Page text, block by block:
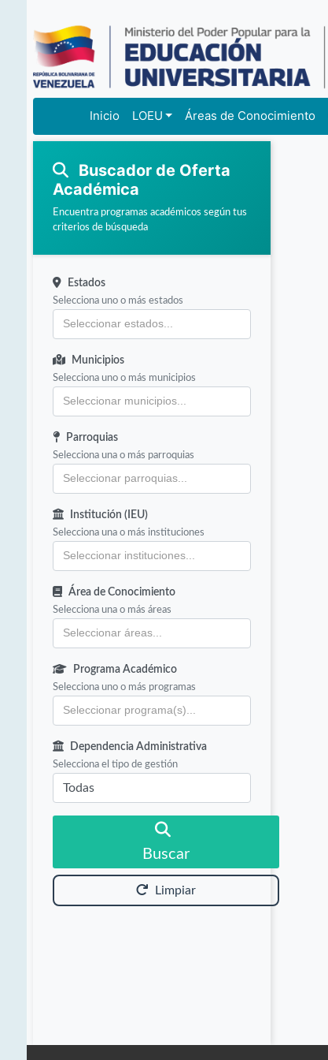
Inicio LOEU Áreas de Conocimiento
Buscador de Oferta
Académica
Encuentra programas académicos según tus
criterios de búsqueda
Estados
Selecciona uno o más estados
Municipios
Selecciona uno o más municipios
Parroquias
Selecciona una o más parroquias
Institución (IEU)
Selecciona una o más instituciones
Área de Conocimiento
Selecciona una o más áreas
Programa Académico
Selecciona uno o más programas
Dependencia Administrativa
Selecciona el tipo de gestión
Buscar
Limpiar